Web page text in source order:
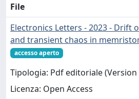
File
Electronics Letters - 2023 - Drift
and transient chaos in
accesso aperto
Tipologia: Pdf editoriale
Licenza: Open Access